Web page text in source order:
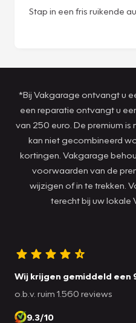
Stap in een fris ruikende
*Bij Vakgarage ontvangt u
een reparatie ontvangt u
van 250 euro. De premium
kan niet gecombineerd
kortingen. Vakgarage
voorwaarden van de
wijzigen of in te trekken.
terecht bij uw lokale
Wij krijgen gemiddeld een
o.b.v. ruim 1.560 reviews
9.3/10